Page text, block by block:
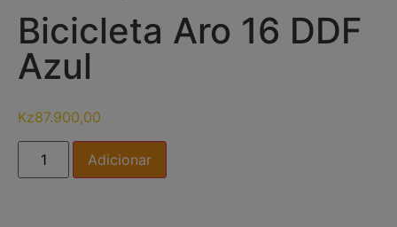
Bicicleta Aro 16 DDF
Azul
Kz87.900,00
Adicionar